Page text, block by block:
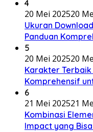
4
20 Mei 202520
Ukuran
Panduan
5
20 Mei 202520
Karakter Terbaik
Komprehensif
6
21 Mei 202521
Kombinasi
Impact yang